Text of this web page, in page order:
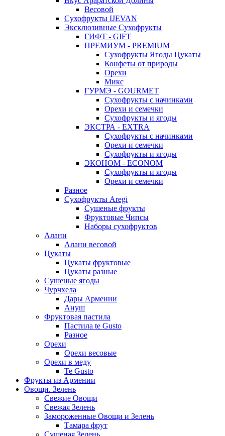
Весовой
Сухофрукты IJEVAN
Эксклюзивные Сухофрукты
ГИФТ - GIFT
ПРЕМИУМ - PREMIUM
Сухофрукты Ягоды Цукаты
Конфеты от природы
Орехи
Микс
ГУРМЭ - GOURMET
Сухофрукты с начинками
Орехи и семечки
Сухофрукты и ягоды
ЭКСТРА - EXTRA
Сухофрукты с начинками
Орехи и семечки
Сухофрукты и ягоды
ЭКОНОМ - ECONOM
Сухофрукты и ягоды
Орехи и семечки
Разное
Сухофрукты Aregi
Сушеные фрукты
Фруктовые Чипсы
Наборы сухофруктов
Алани
Алани весовой
Цукаты
Цукаты фруктовые
Цукаты разные
Сушеные ягоды
Чурчхела
Дары Армении
Ануш
Фруктовая пастила
Пастила te Gusto
Разное
Орехи
Орехи весовые
Орехи в меду
Te Gusto
Фрукты из Армении
Овощи. Зелень
Свежие Овощи
Свежая Зелень
Замороженные Овощи и Зелень
Тамара фрут
Сушеная Зелень